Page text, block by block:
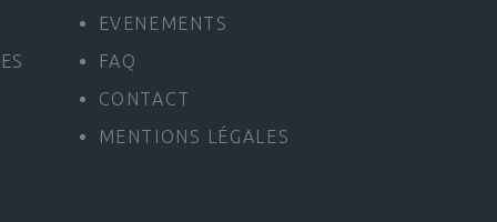
EVENEMENTS
FAQ
CONTACT
MENTIONS LÉGALES